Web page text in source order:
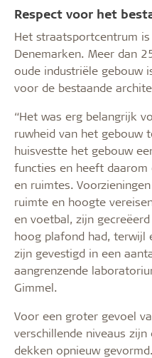
Respect voor het
Het straatsportcentrum
Denemarken. Meer dan
oude industriële gebouw
voor de bestaande
“Het was erg belangrijk
ruwheid van het gebouw
huisvestte het gebouw
functies en heeft daarom
en ruimtes.
ruimte en hoogte
en voetbal, zijn
hoog plafond had, terwijl
zijn gevestigd in een
aangrenzende
Gimmel.
Voor een groter gevoel
verschillende niveaus
dekken opnieuw